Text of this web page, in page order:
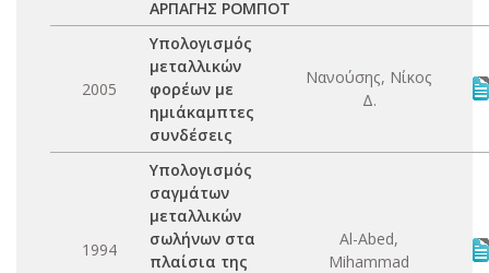
ΑΡΠΑΓΗΣ ΡΟΜΠΟΤ
2005
Υπολογισμός
μεταλλικών
φορέων με
ημιάκαμπτες
συνδέσεις
Νανούσης, Νίκος
Δ.
1994
Υπολογισμός
σαγμάτων
μεταλλικών
σωλήνων στα
πλαίσια της
Al-Abed,
Mihammad